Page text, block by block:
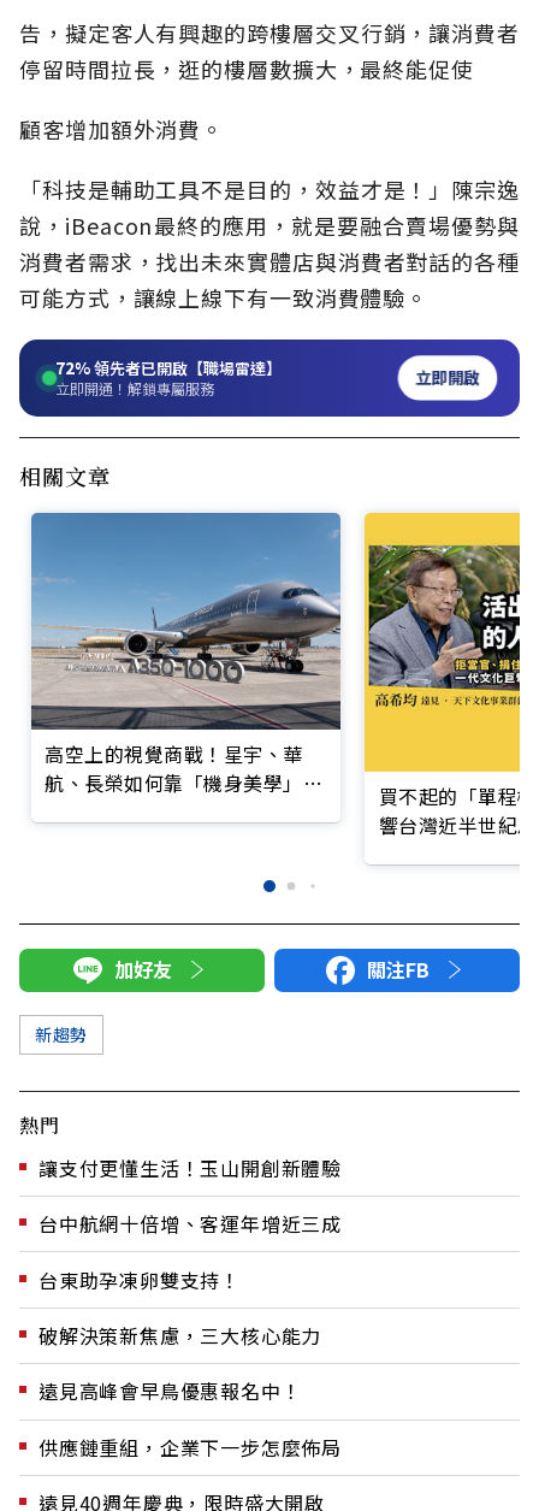
告，擬定客人有興趣的跨樓層交叉行銷，讓消費者
停留時間拉長，逛的樓層數擴大，最終能促使
顧客增加額外消費。
「科技是輔助工具不是目的，效益才是！」陳宗逸
說，iBeacon最終的應用，就是要融合賣場優勢與
消費者需求，找出未來實體店與消費者對話的各種
可能方式，讓線上線下有一致消費體驗。
72%領先者已開啟【職場雷達】
立即開通！解鎖專屬服務 立即開啟
相關文章
高空上的視覺商戰！星宇、華
航、長榮如何靠「機身美學」搶
買不起的「單程
響台灣近半世紀
加好友 關注FB
新趨勢
熱門
讓支付更懂生活！玉山開創新體驗
台中航網十倍增、客運年增近三成
台東助孕凍卵雙支持！
破解決策新焦慮，三大核心能力
遠見高峰會早鳥優惠報名中！
供應鏈重組，企業下一步怎麼佈局
遠見40週年慶典，限時盛大開啟